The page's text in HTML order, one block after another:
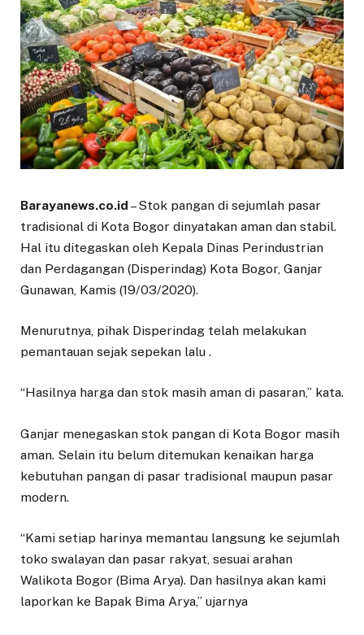
Barayanews.co.id – Stok pangan di sejumlah pasar
tradisional di Kota Bogor dinyatakan aman dan stabil.
Hal itu ditegaskan oleh Kepala Dinas Perindustrian
dan Perdagangan (Disperindag) Kota Bogor, Ganjar
Gunawan, Kamis (19/03/2020).
Menurutnya, pihak Disperindag telah melakukan
pemantauan sejak sepekan lalu .
“Hasilnya harga dan stok masih aman di pasaran,” kata.
Ganjar menegaskan stok pangan di Kota Bogor masih
aman. Selain itu belum ditemukan kenaikan harga
kebutuhan pangan di pasar tradisional maupun pasar
modern.
“Kami setiap harinya memantau langsung ke sejumlah
toko swalayan dan pasar rakyat, sesuai arahan
Walikota Bogor (Bima Arya). Dan hasilnya akan kami
laporkan ke Bapak Bima Arya,” ujarnya